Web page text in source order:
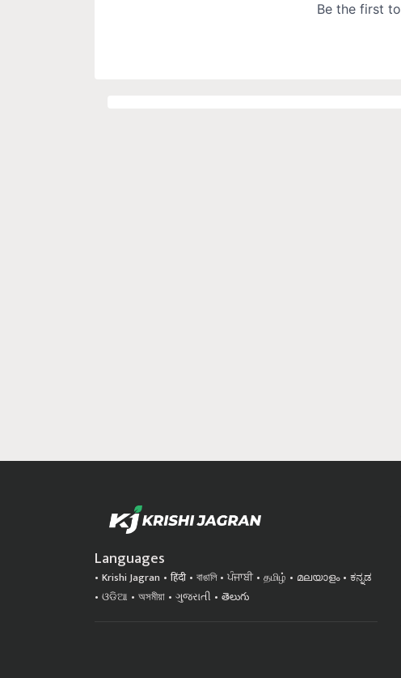
Languages
Krishi Jagran हिंदी বাঙালি ਪੰਜਾਬੀ தமிழ் മലയാളം
ಕನ್ನಡ
ଓଡିଆ
অসমীয়া ગુજરાતી తెలుగు